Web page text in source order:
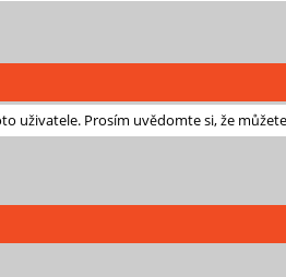
uživatele. Prosím uvědomte si, že